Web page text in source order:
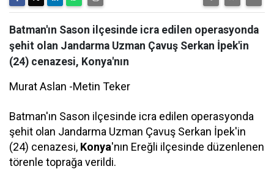
Batman'ın Sason ilçesinde icra edilen operasyonda
şehit olan Jandarma Uzman Çavuş Serkan İpek'in
(24) cenazesi, Konya'nın
Murat Aslan -Metin Teker
Batman'ın Sason ilçesinde icra edilen operasyonda
şehit olan Jandarma Uzman Çavuş Serkan İpek'in
(24) cenazesi, Konya'nın Ereğli ilçesinde düzenlenen
törenle toprağa verildi.